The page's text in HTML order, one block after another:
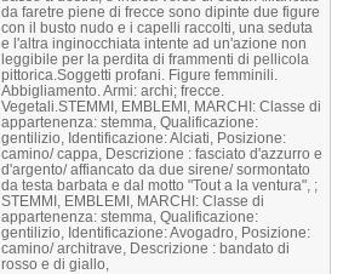
da faretre piene di frecce sono dipinte due figure
con il busto nudo e i capelli raccolti, una seduta
e l'altra inginocchiata intente ad un'azione non
leggibile per la perdita di frammenti di pellicola
pittorica.Soggetti profani. Figure femminili.
Abbigliamento. Armi: archi; frecce.
Vegetali.STEMMI, EMBLEMI, MARCHI: Classe di
appartenenza: stemma, Qualificazione:
gentilizio, Identificazione: Alciati, Posizione:
camino/ cappa, Descrizione : fasciato d'azzurro e
d'argento/ affiancato da due sirene/ sormontato
da testa barbata e dal motto "Tout a la ventura", ;
STEMMI, EMBLEMI, MARCHI: Classe di
appartenenza: stemma, Qualificazione:
gentilizio, Identificazione: Avogadro, Posizione:
camino/ architrave, Descrizione : bandato di
rosso e di giallo,